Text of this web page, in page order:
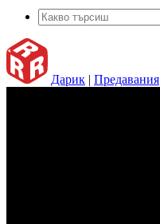
Дарик | Предавания